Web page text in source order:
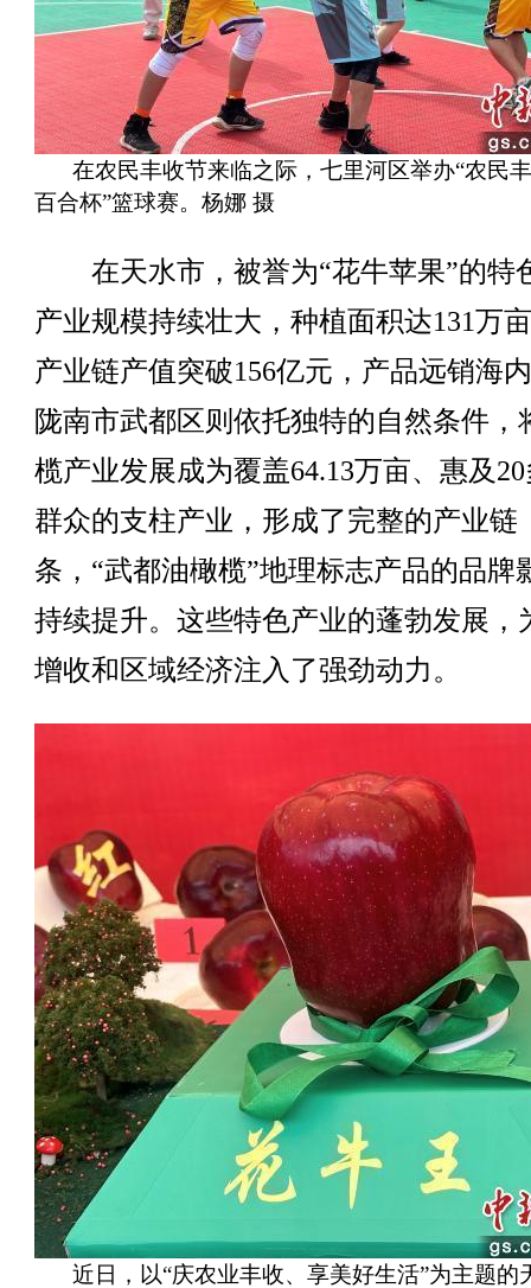
在农民丰收节来临之际，七里河区举办“农民
百合杯”篮球赛。杨娜 摄
在天水市，被誉为“花牛苹果”的特
产业规模持续壮大，种植面积达131万
产业链产值突破156亿元，产品远销海
陇南市武都区则依托独特的自然条件，
榄产业发展成为覆盖64.13万亩、惠及
群众的支柱产业，形成了完整的产业链
条，“武都油橄榄”地理标志产品的品牌
持续提升。这些特色产业的蓬勃发展，
增收和区域经济注入了强劲动力。
近日，以“庆农业丰收、享美好生活”为主题的